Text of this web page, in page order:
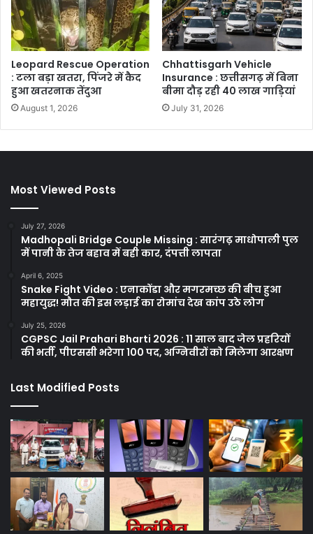
Leopard Rescue Operation
: टला बड़ा खतरा, पिंजरे में कैद
हुआ खतरनाक तेंदुआ
August 1, 2026
Chhattisgarh Vehicle
Insurance : छत्तीसगढ़ में बिना
बीमा दौड़ रही 40 लाख गाड़ियां
July 31, 2026
Most Viewed Posts
July 27, 2026
Madhopali Bridge Couple Missing : सारंगढ़ माधोपाली पुल
में पानी के तेज बहाव में बही कार, दंपत्ती लापता
April 6, 2025
Snake Fight Video : एनाकोंडा और मगरमच्छ की बीच हुआ
महायुद्ध! मौत की इस लड़ाई का रोमांच देख कांप उठे लोग
July 25, 2026
CGPSC Jail Prahari Bharti 2026 : 11 साल बाद जेल प्रहरियों
की भर्ती, पीएससी भरेगा 100 पद, अग्निवीरों को मिलेगा आरक्षण
Last Modified Posts